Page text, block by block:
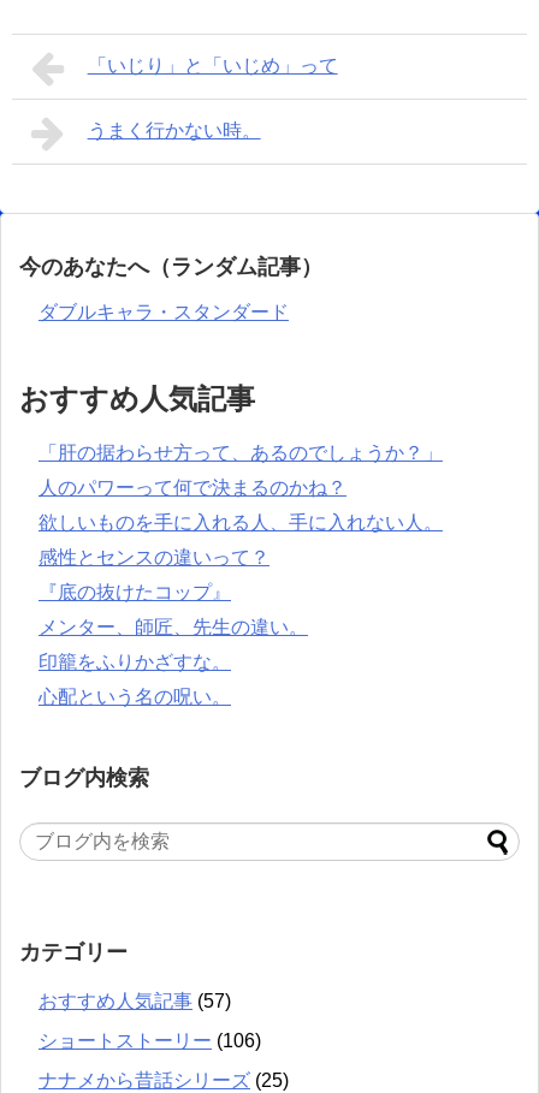
「いじり」と「いじめ」って
うまく行かない時。
今のあなたへ（ランダム記事）
ダブルキャラ・スタンダード
おすすめ人気記事
「肝の据わらせ方って、あるのでしょうか？」
人のパワーって何で決まるのかね？
欲しいものを手に入れる人、手に入れない人。
感性とセンスの違いって？
『底の抜けたコップ』
メンター、師匠、先生の違い。
印籠をふりかざすな。
心配という名の呪い。
ブログ内検索
カテゴリー
おすすめ人気記事 (57)
ショートストーリー (106)
ナナメから昔話シリーズ (25)